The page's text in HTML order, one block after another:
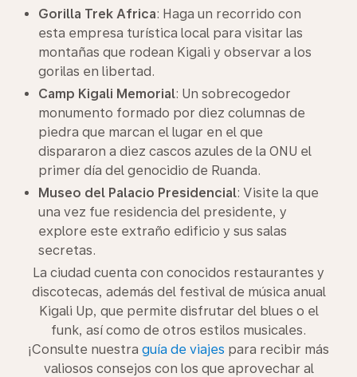
Gorilla Trek Africa: Haga un recorrido con
esta empresa turística local para visitar las
montañas que rodean Kigali y observar a los
gorilas en libertad.
Camp Kigali Memorial: Un sobrecogedor
monumento formado por diez columnas de
piedra que marcan el lugar en el que
dispararon a diez cascos azules de la ONU el
primer día del genocidio de Ruanda.
Museo del Palacio Presidencial: Visite la que
una vez fue residencia del presidente, y
explore este extraño edificio y sus salas
secretas.
La ciudad cuenta con conocidos restaurantes y
discotecas, además del festival de música anual
Kigali Up, que permite disfrutar del blues o el
funk, así como de otros estilos musicales.
¡Consulte nuestra guía de viajes para recibir más
valiosos consejos con los que aprovechar al